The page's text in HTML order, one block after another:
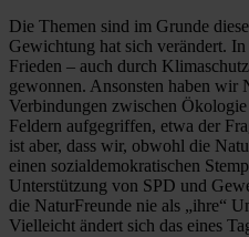
Die Themen sind im Grunde
Gewichtung hat sich verändert.
Frieden – auch durch
gewonnen. Ansonsten haben wir
Verbindungen zwischen
Feldern aufgegriffen, etwa der
ist aber, dass wir, obwohl die
einen sozialdemokratischen
Unterstützung von SPD und
die NaturFreunde nie als „ihre“
Vielleicht ändert sich das eines